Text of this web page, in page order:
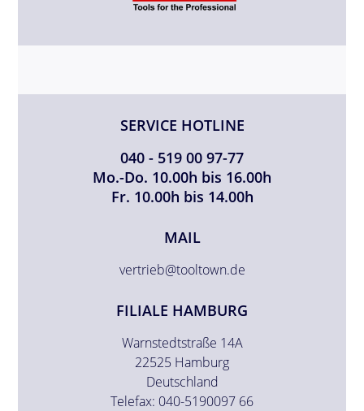
SERVICE HOTLINE
040 - 519 00 97-77
Mo.-Do. 10.00h bis 16.00h
Fr. 10.00h bis 14.00h
MAIL
vertrieb@tooltown.de
FILIALE HAMBURG
Warnstedtstraße 14A
22525 Hamburg
Deutschland
Telefax: 040-5190097 66